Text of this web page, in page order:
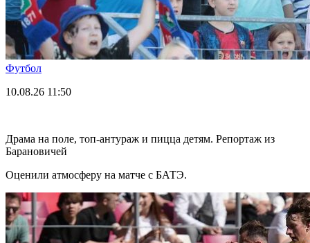
Футбол
10.08.26 11:50
Драма на поле, топ-антураж и пицца детям. Репортаж из
Барановичей
Оценили атмосферу на матче с БАТЭ.